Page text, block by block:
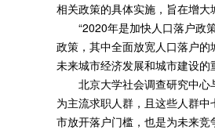
相关政策的具体实施，旨在增大
“2020年是加快人口落户政策
政策，其中全面放宽人口落户
未来城市经济发展和城市建设的
北京大学社会调查研究中心
为主流求职人群，且这些人群
市放开落户门槛，也是为未来